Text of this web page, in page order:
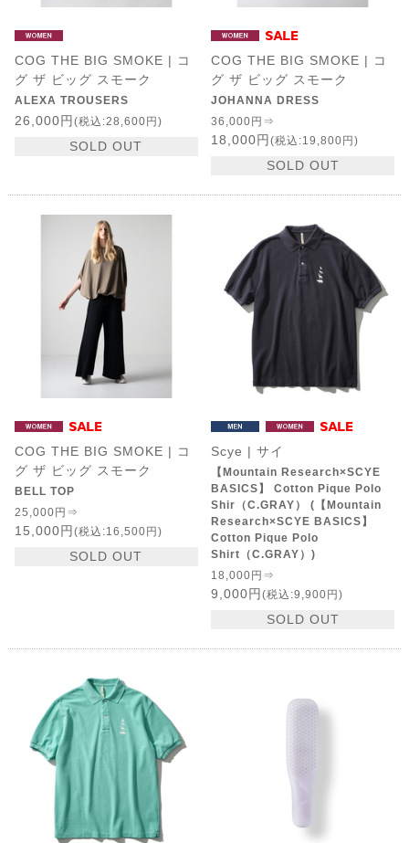
COG THE BIG SMOKE | コ
グ ザ ビッグ スモーク
ALEXA TROUSERS
26,000円(税込:28,600円)
SOLD OUT
COG THE BIG SMOKE | コ
グ ザ ビッグ スモーク
JOHANNA DRESS
36,000円⇒
18,000円(税込:19,800円)
SOLD OUT
COG THE BIG SMOKE | コ
グ ザ ビッグ スモーク
BELL TOP
25,000円⇒
15,000円(税込:16,500円)
SOLD OUT
Scye | サイ
【Mountain Research×SCYE
BASICS】 Cotton Pique Polo
Shir（C.GRAY） (【Mountain
Research×SCYE BASICS】
Cotton Pique Polo
Shirt（C.GRAY）)
18,000円⇒
9,000円(税込:9,900円)
SOLD OUT